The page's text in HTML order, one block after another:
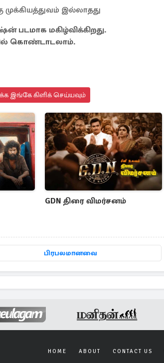
முக்கியத்துவம் இல்லாதது
படமாக மகிழ்விக்கிறது.
கொண்டாடலாம்.
இங்கே கிளிக் செய்யவும்
GDN திரை விமர்சனம்
பிரபலமானவை
HOME ABOUT CONTACT US